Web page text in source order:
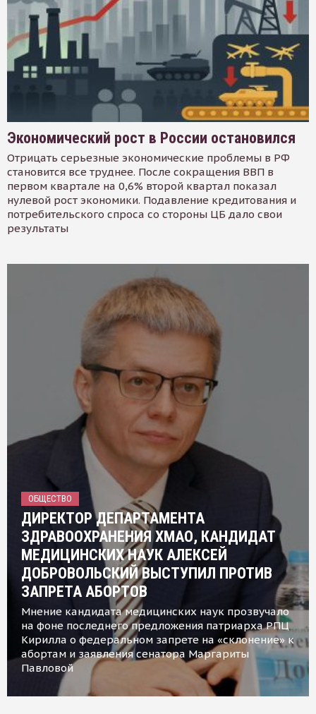
Экономический рост в России остановился
Отрицать серьезные экономические проблемы в РФ
становится все труднее. После сокращения ВВП в
первом квартале на 0,6% второй квартал показал
нулевой рост экономики. Подавление кредитования и
потребительского спроса со стороны ЦБ дало свои
результаты
ОБЩЕСТВО
ДИРЕКТОР ДЕПАРТАМЕНТА
ЗДРАВООХРАНЕНИЯ ХМАО, КАНДИДАТ
МЕДИЦИНСКИХ НАУК АЛЕКСЕЙ
ДОБРОВОЛЬСКИЙ ВЫСТУПИЛ ПРОТИВ
ЗАПРЕТА АБОРТОВ
Мнение кандидата медицинских наук прозвучало
на фоне последнего предложения патриарха РПЦ
Кирилла о федеральном запрете на «склонение» к
абортам и заявления сенатора Маргариты
Павловой